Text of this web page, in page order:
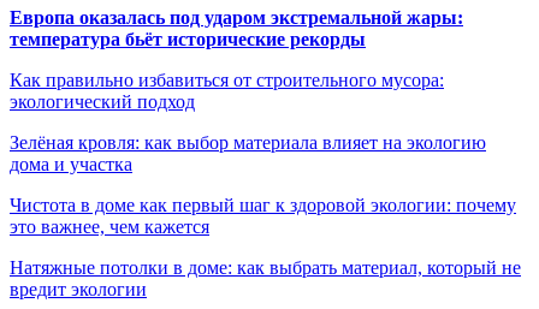
Европа оказалась под ударом экстремальной жары:
температура бьёт исторические рекорды
Как правильно избавиться от строительного мусора:
экологический подход
Зелёная кровля: как выбор материала влияет на экологию
дома и участка
Чистота в доме как первый шаг к здоровой экологии: почему
это важнее, чем кажется
Натяжные потолки в доме: как выбрать материал, который не
вредит экологии